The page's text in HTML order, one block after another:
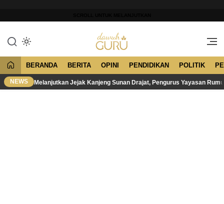
konten
Dawuh Guru
Merawat Tradisi, Membangun
BERANDA BERITA OPINI PENDIDIKAN POLITIK
NEWS Melanjutkan Jejak Kanjeng Sunan Drajat, Pengurus Yayasan